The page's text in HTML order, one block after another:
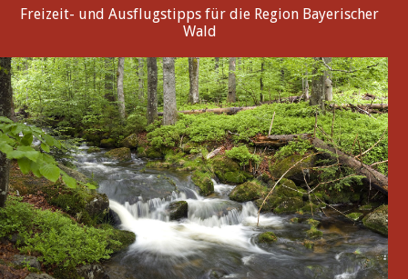
Freizeit- und Ausflugstipps für die Region Bayerischer
Wald